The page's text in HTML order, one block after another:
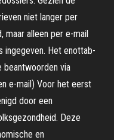
niet langer per
maar alleen per e-mail
ingegeven. Het enottab-
beantwoorden via
e-mail) Voor het eerst
door een
Deze
en